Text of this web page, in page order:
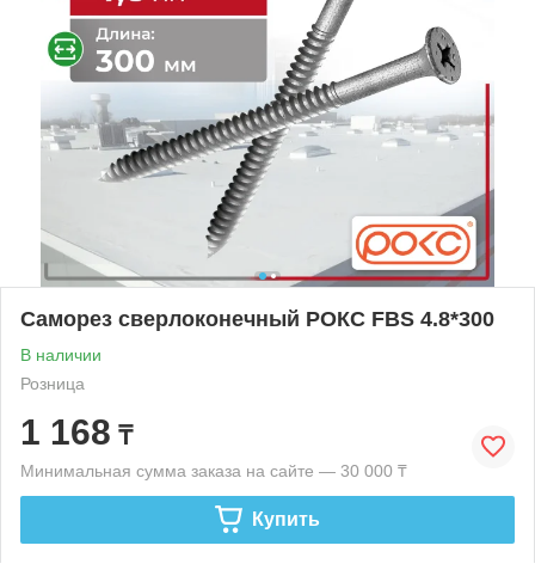
Саморез сверлоконечный РОКС FBS 4.8*300
В наличии
Розница
1 168 ₸
Минимальная сумма заказа на сайте — 30 000 ₸
Купить